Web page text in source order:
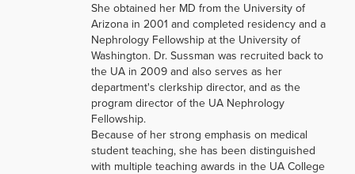
She obtained her MD from the University of
Arizona in 2001 and completed residency and a
Nephrology Fellowship at the University of
Washington. Dr. Sussman was recruited back to
the UA in 2009 and also serves as her
department's clerkship director, and as the
program director of the UA Nephrology
Fellowship.
Because of her strong emphasis on medical
student teaching, she has been distinguished
with multiple teaching awards in the UA College